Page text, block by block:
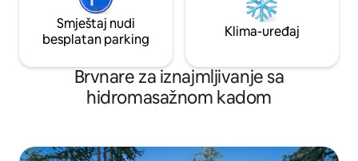
Smještaj nudi
besplatan parking
Klima-uređaj
Brvnare za iznajmljivanje sa
hidromasažnom kadom